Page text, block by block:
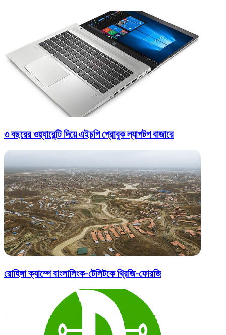
৩ বছরের ওয়্যারেন্টি দিয়ে এইচপি প্রোবুক ল্যাপটপ বাজারে
রোহিঙ্গা ক্যাম্পে বাংলালিংক-টেলিটকে থ্রিজি-ফোরজি